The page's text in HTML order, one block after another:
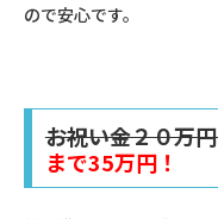
ので安心です。
お祝い金２０万
まで35万円！